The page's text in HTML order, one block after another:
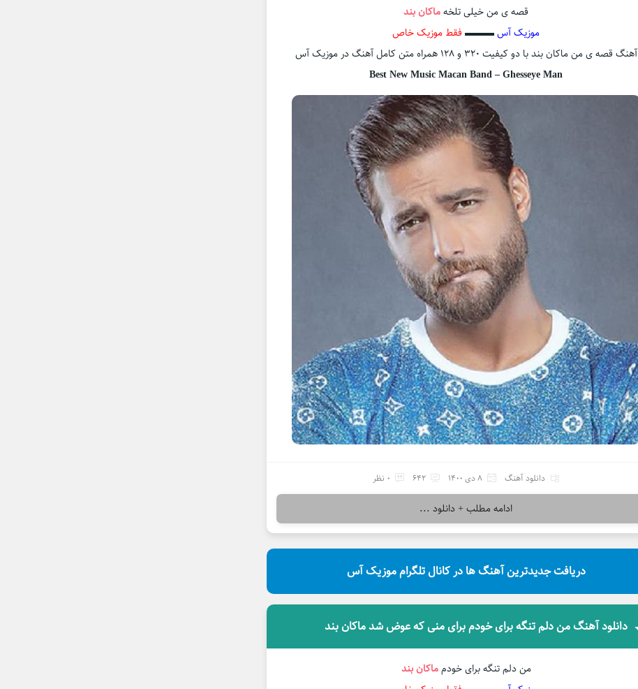
قصه ی من خیلی تلخهماکان بند
موزیک آس▬▬▬ فقط موزیک خاص
آهنگ قصه ی من ماکان بند با دو کیفیت ۳۲۰ و ۱۲۸ همراه متن کامل آهنگ در موزیک آس
Best New Music Macan Band – Ghesseye Man
دانلود آهنگ 8 دی 1400 642 0 نظر
ادامه مطلب + دانلود ...
دریافت جدیدترین آهنگ ها در کانال تلگرام موزیک آس
دانلود آهنگ من دلم تنگه برای خودم برای منی که عوض شد ماکان بند
من دلم تنگه برای خودمماکان بند